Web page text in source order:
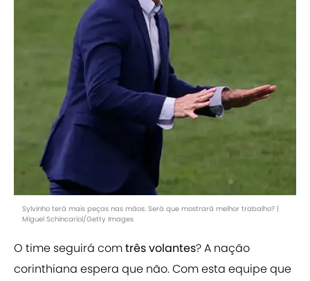
Sylvinho terá mais peças nas mãos. Será que mostrará melhor trabalho? |
Miguel Schincariol/Getty Images
O time seguirá comtrês volantes? A nação
corinthiana espera que não. Com esta equipe que